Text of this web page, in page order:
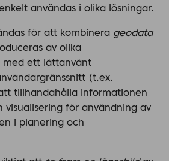
användas i olika lösningar.
för att kombinera geodata
av olika
med ett lättanvänt
(t.ex.
tillhandahålla informationen
visualisering för användning av
i planering och